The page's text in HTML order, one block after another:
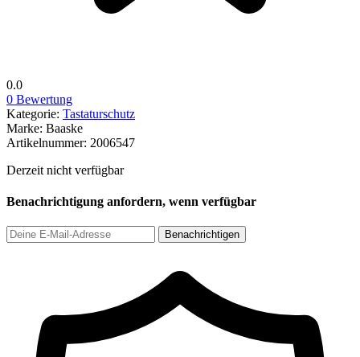
0.0
0 Bewertung
Kategorie: Tastaturschutz
Marke: Baaske
Artikelnummer: 2006547
Derzeit nicht verfügbar
Benachrichtigung anfordern, wenn verfügbar
Benachrichtigen